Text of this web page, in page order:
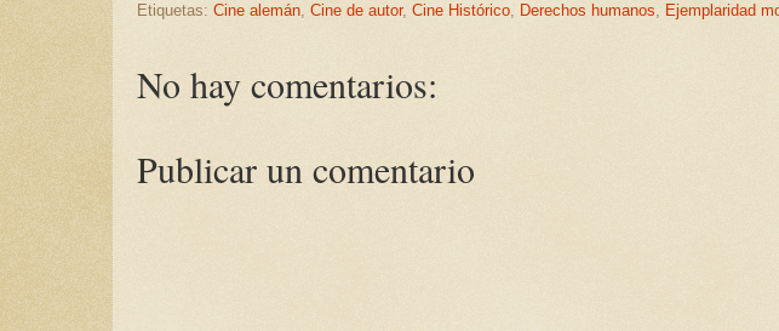
Etiquetas: Cine alemán, Cine de autor, Cine Histórico, Derechos humanos, Ejemplaridad
No hay comentarios:
Publicar un comentario